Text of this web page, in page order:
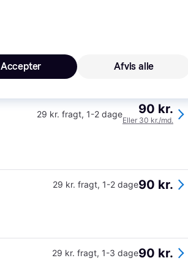
29 kr. fragt, 1-2 dage 90 kr.
Eller 30 kr./md.
29 kr. fragt, 1-2 dage90 kr.
29 kr. fragt, 1-3 dage90 kr.
Afvis alle
Accepter